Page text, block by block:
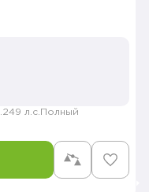
249 л.с. Полный